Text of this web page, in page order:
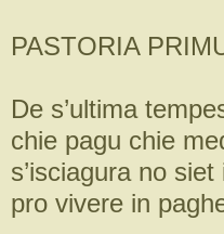
PASTORIA
De s’ultima
chie pagu chie
s’isciagura no
pro vivere in